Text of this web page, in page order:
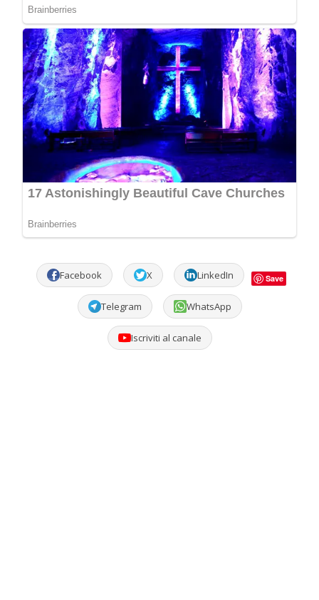
Facebook X LinkedIn Save
Telegram WhatsApp
Iscriviti al canale